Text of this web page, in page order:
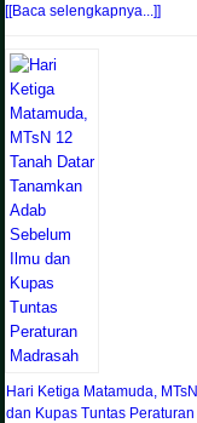
[[Baca selengkapnya...]]
Hari Ketiga Matamuda,
dan Kupas Tuntas